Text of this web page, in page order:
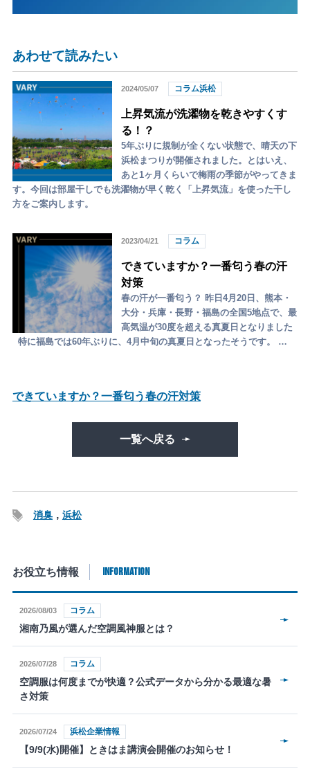
あわせて読みたい
2024/05/07 コラム浜松
上昇気流が洗濯物を乾きやすくす
る！？
5年ぶりに規制が全くない状態で、晴天の下
浜松まつりが開催されました。とはいえ、
あと1ヶ月くらいで梅雨の季節がやってきま
す。今回は部屋干しでも洗濯物が早く乾く「上昇気流」を使った干し
方をご案内します。
2023/04/21 コラム
できていますか？一番匂う春の汗
対策
春の汗が一番匂う？ 昨日4月20日、熊本・
大分・兵庫・長野・福島の全国5地点で、最
高気温が30度を超える真夏日となりました
特に福島では60年ぶりに、4月中旬の真夏日となったそうです。 …
できていますか？一番匂う春の汗対策
一覧へ戻る
消臭 浜松
お役立ち情報 INFORMATION
2026/08/03 コラム
湘南乃風が選んだ空調風神服とは？
2026/07/28 コラム
空調服は何度までが快適？公式データから分かる最適な暑
さ対策
2026/07/24 浜松企業情報
【9/9(水)開催】ときはま講演会開催のお知らせ！